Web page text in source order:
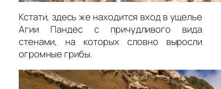
Кстати, здесь же находится вход в ущелье
Агии Пандес с причудливого вида
стенами, на которых словно выросли
огромные грибы.